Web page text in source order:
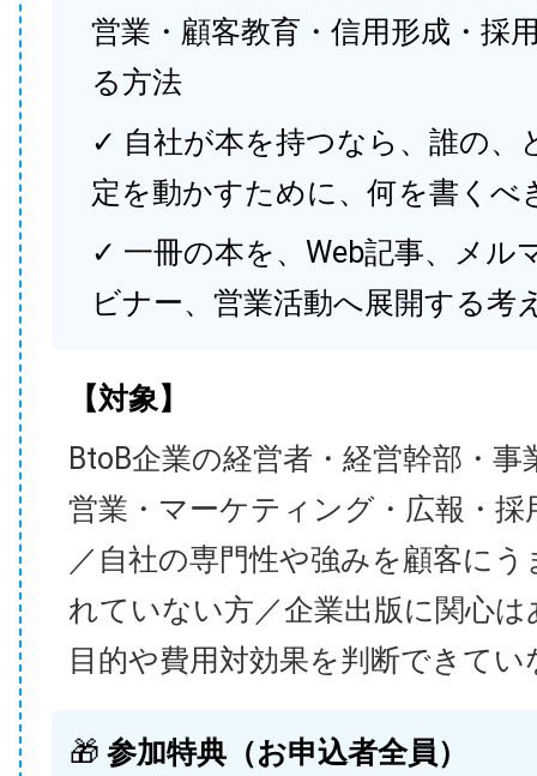
営業・顧客教育・信用形成・採
る方法
✓ 自社が本を持つなら、誰の、
定を動かすために、何を書くべ
✓ 一冊の本を、Web記事、メル
ビナー、営業活動へ展開する考
【対象】
BtoB企業の経営者・経営幹部・事
営業・マーケティング・広報・採
／自社の専門性や強みを顧客に
れていない方／企業出版に関心
目的や費用対効果を判断できてい
🎁 参加特典（お申込者全員）